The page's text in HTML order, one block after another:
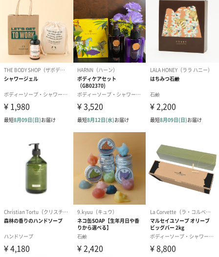
写真付きメッセージカ
ード（680円）
写真付きメッセージカ
ード（Thank you）ピ
ンク（680円）
Birthday ホワ
刷なし）（
ラッピング
ギフトラッピングを施してお届けいたします。
日】（グレー）M（550
円）
コットン巾着 【誕生
日】（スモーキーピン
ク）M（550円）
コットン巾着
とう】 M（